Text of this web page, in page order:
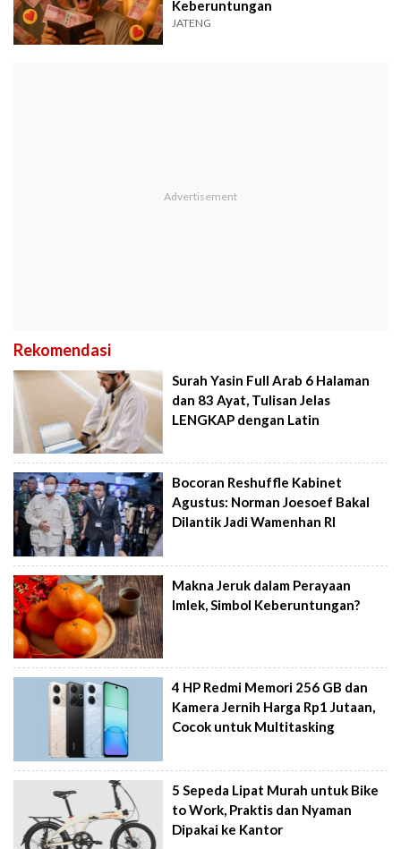
Keberuntungan
JATENG
Rekomendasi
Surah Yasin Full Arab 6 Halaman
dan 83 Ayat, Tulisan Jelas
LENGKAP dengan Latin
Bocoran Reshuffle Kabinet
Agustus: Norman Joesoef Bakal
Dilantik Jadi Wamenhan RI
Makna Jeruk dalam Perayaan
Imlek, Simbol Keberuntungan?
4 HP Redmi Memori 256 GB dan
Kamera Jernih Harga Rp1 Jutaan,
Cocok untuk Multitasking
5 Sepeda Lipat Murah untuk Bike
to Work, Praktis dan Nyaman
Dipakai ke Kantor